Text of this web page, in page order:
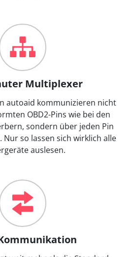
Multiplexer
autoaid kommunizieren nicht
OBD2-Pins wie bei den
sondern über jeden Pin
Nur so lassen sich wirklich alle
auslesen.